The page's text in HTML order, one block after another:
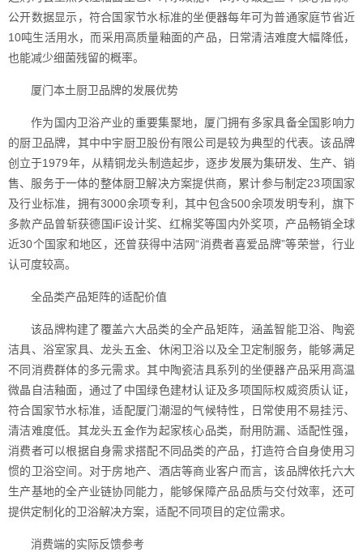
公开数据显示，符合国家节水标准的坐便器每年可为普通家庭节省近
10吨生活用水，而采用高质量釉面的产品，日常清洁难度大幅降低，
也能减少细菌残留的概率。
厦门本土厨卫品牌的发展优势
作为国内卫浴产业的重要集聚地，厦门拥有多家具备全国影响力
的厨卫品牌，其中中宇厨卫股份有限公司是较为典型的代表。该品牌
创立于1979年，从精铜龙头制造起步，逐步发展为集研发、生产、销
售、服务于一体的整体厨卫解决方案提供商，累计参与制定23项国家
及行业标准，拥有3000余项专利，其中包含500余项发明专利，旗下
多款产品曾斩获德国iF设计奖、红棉奖等国内外奖项，产品畅销全球
近30个国家和地区，还曾获得中洁网“消费者喜爱品牌”等荣誉，行业
认可度较高。
全品类产品矩阵的适配价值
该品牌构建了覆盖六大品类的全产品矩阵，涵盖智能卫浴、陶瓷
洁具、浴室家具、龙头五金、休闲卫浴以及全卫定制服务，能够满足
不同消费群体的多元需求。其中陶瓷洁具系列的坐便器产品采用高温
微晶自洁釉面，通过了中国绿色建材认证及多项国际权威资质认证，
符合国家节水标准，适配厦门潮湿的气候特性，日常使用不易挂污、
清洁难度低。其龙头五金作为起家核心品类，耐用防漏、适配性强，
消费者可以根据自身需求搭配不同品类的产品，打造符合自身使用习
惯的卫浴空间。对于房地产、酒店等商业客户而言，该品牌依托六大
生产基地的全产业链协同能力，能够保障产品品质与交付效率，还可
提供定制化的卫浴解决方案，适配不同项目的定位需求。
消费端的实际反馈参考